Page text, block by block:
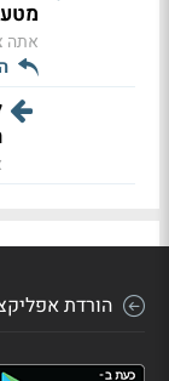
אתה
הורדת